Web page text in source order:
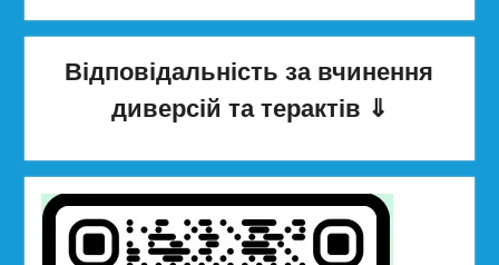
Відповідальність за вчинення
диверсій та терактів ⇓